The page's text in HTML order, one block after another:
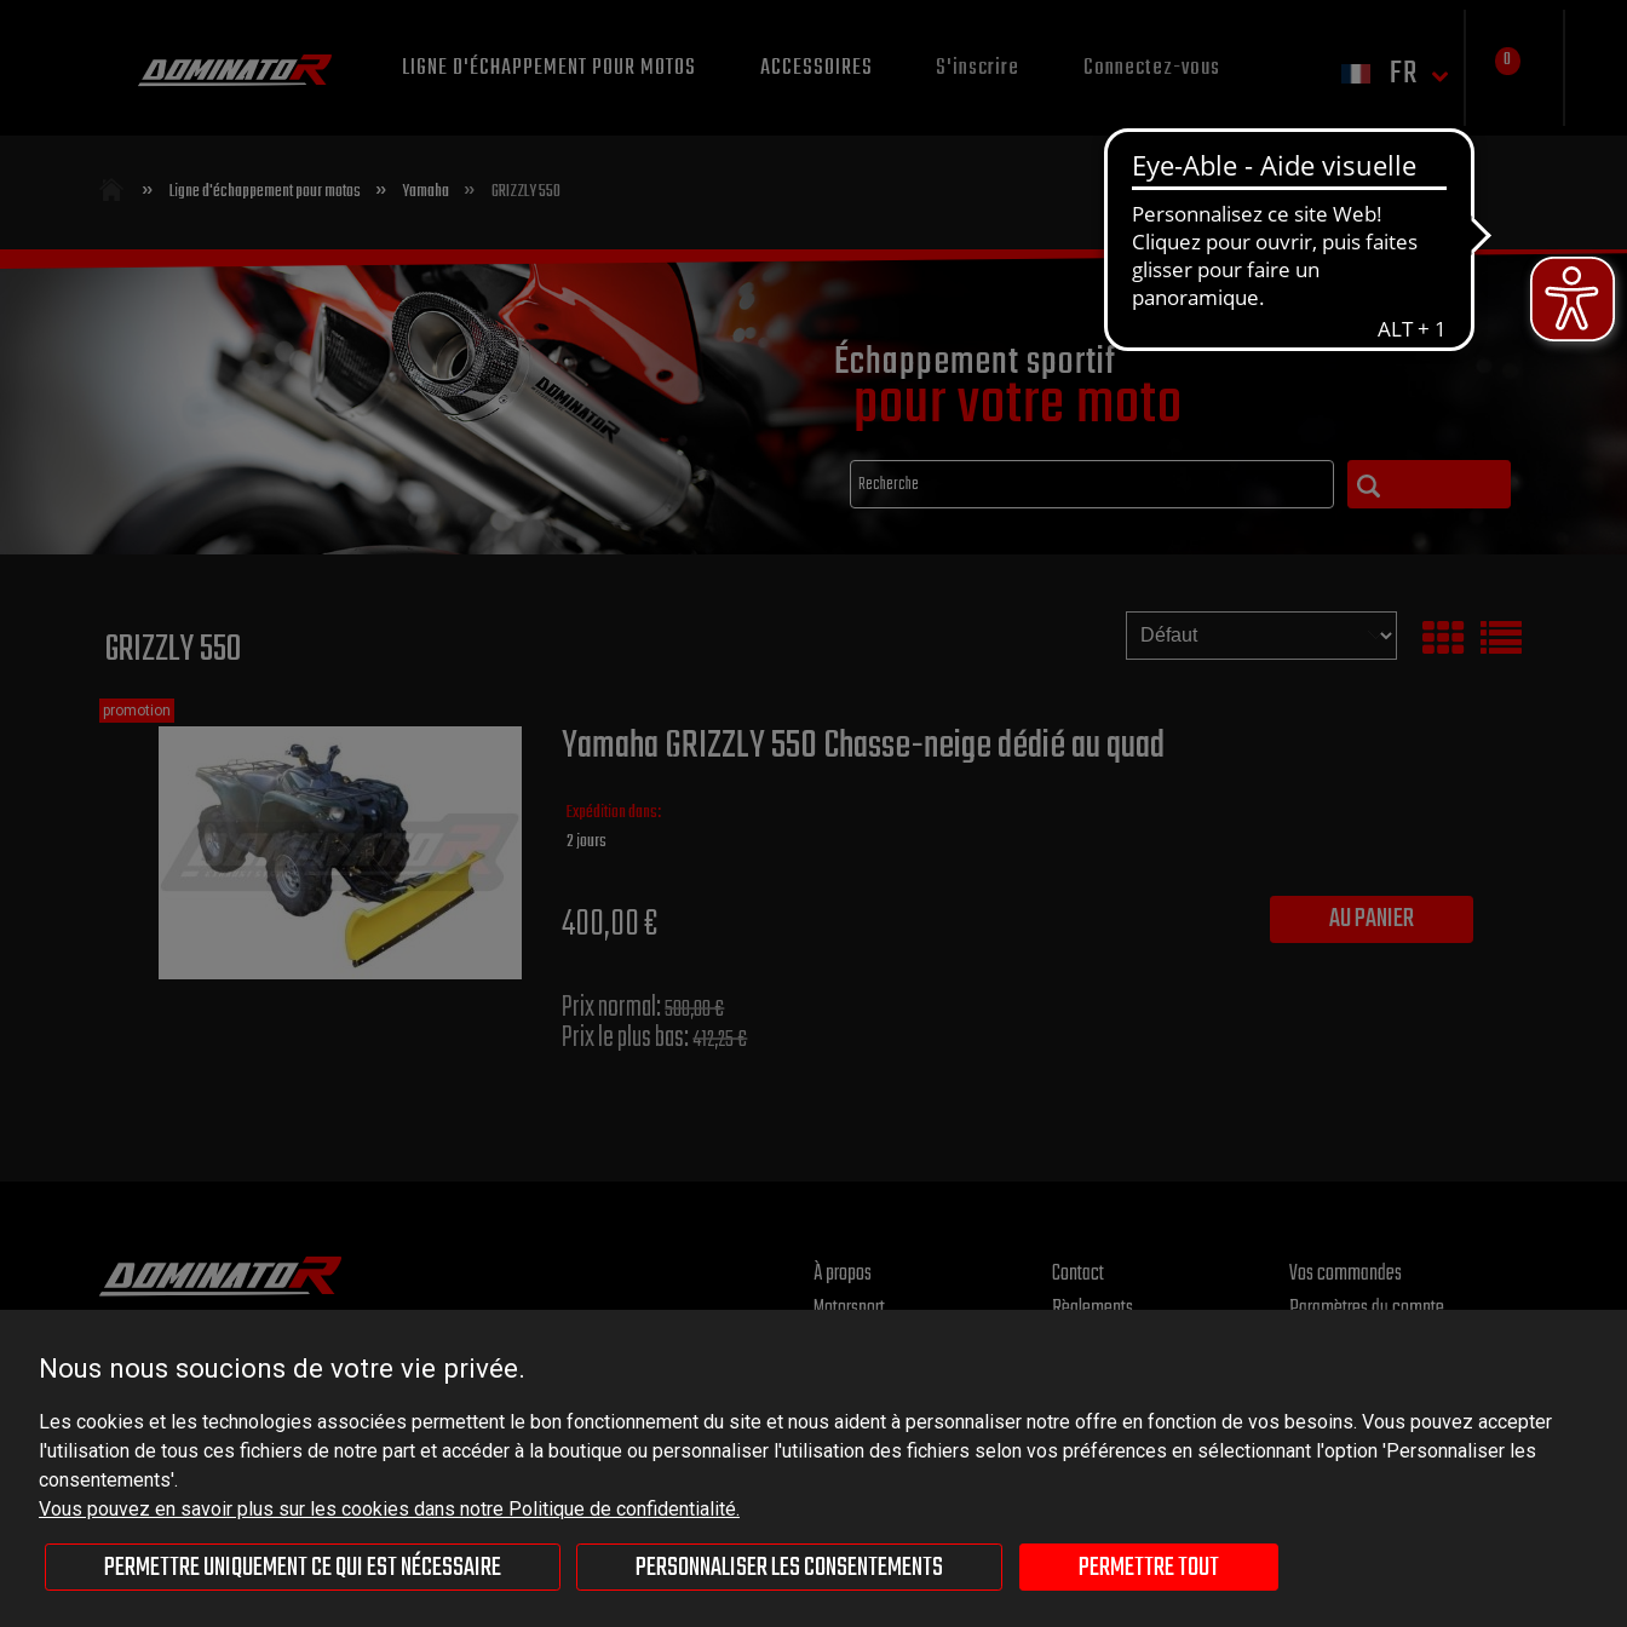
LIGNE D'ÉCHAPPEMENT POUR MOTOS ACCESSOIRES S'inscrire Connectez-vous FR 0
» Ligne d'échappement pour motos » Yamaha » GRIZZLY 550
Échappement sportif
pour votre moto
GRIZZLY 550
Yamaha GRIZZLY 550 Chasse-neige dédié au quad
Expédition dans:
2 jours
400,00 €
Prix normal​:500,00 €
Prix le plus bas:412,25 €
AU PANIER
promotion
DOMINATOR GROUP Sp. z o.o.
VAT ID No.: 6521751083
dominator@dominator.pl
À propos
Motorsport
Contact
Règlements
Vos commandes
Paramètres du compte
Nous nous soucions de votre vie privée.
Les cookies et les technologies associées permettent le bon fonctionnement du site et nous aident à personnaliser notre offre en fonction de vos besoins. Vous pouvez accepter
l'utilisation de tous ces fichiers de notre part et accéder à la boutique ou personnaliser l'utilisation des fichiers selon vos préférences en sélectionnant l'option 'Personnaliser les
consentements'.
Vous pouvez en savoir plus sur les cookies dans notre Politique de confidentialité.
PERMETTRE UNIQUEMENT CE QUI EST NÉCESSAIRE PERSONNALISER LES CONSENTEMENTS PERMETTRE TOUT